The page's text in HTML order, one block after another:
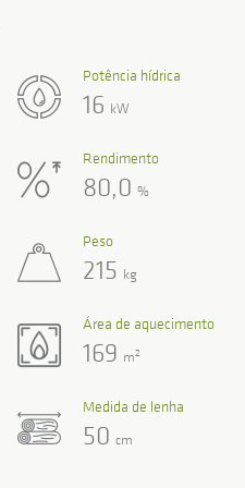
Potência hídrica
16 kW
Rendimento
80,0 %
Área de aquecimento
169 m2
Peso
215 kg
Medida de lenha
50 cm